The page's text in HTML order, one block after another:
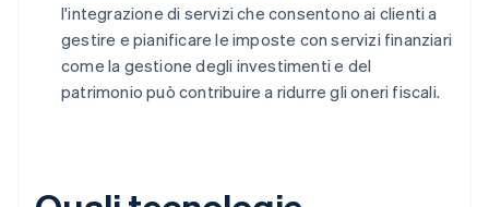
l'integrazione di servizi che consentono ai clienti a
gestire e pianificare le imposte con servizi finanziari
come la gestione degli investimenti e del
patrimonio può contribuire a ridurre gli oneri fiscali.